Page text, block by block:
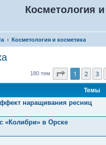
Косметология
Косметология и косметика
180 тем Страница
1 2 3
Темы
наращивания ресниц
«Колибри» в Орске